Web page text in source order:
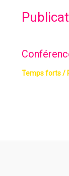
Temps forts/